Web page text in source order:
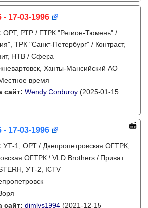
- 17-03-1996
: ОРТ, РТР / ГТРК "Регион-Тюмень" /
ТРК "Санкт-Петербург" / Контраст,
НТВ / Сфера
Ханты-Мансийский АО
время
сайт: Wendy Corduroy (2025-01-15
- 17-03-1996
: УТ-1, ОРТ / Днепропетровская ОГТРК,
ОГТРК / VLD Brothers / Приват
УТ-2, ICTV
сайт: dimlys1994 (2021-12-15